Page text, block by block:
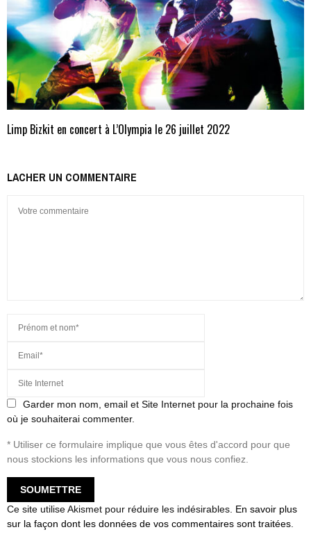
Limp Bizkit en concert à L’Olympia le 26 juillet 2022
LACHER UN COMMENTAIRE
Garder mon nom, email et Site Internet pour la prochaine fois
où je souhaiterai commenter.
* Utiliser ce formulaire implique que vous êtes d'accord pour que
nous stockions les informations que vous nous confiez.
Ce site utilise Akismet pour réduire les indésirables. En savoir plus
sur la façon dont les données de vos commentaires sont traitées